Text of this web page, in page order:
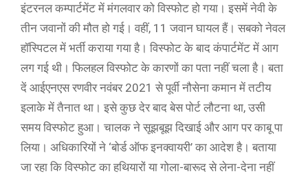
इंटरनल कम्पार्टमेंट में मंगलवार को विस्फोट हो गया। इसमें नेवी के
तीन जवानों की मौत हो गई। वहीं, 11 जवान घायल हैं। सबको नेवल
हॉस्पिटल में भर्ती कराया गया है। विस्फोट के बाद कंपार्टमेंट में आग
लग गई थी। फिलहल विस्फोट के कारणों का पता नहीं चला है। बता
दें आईएनएस रणवीर नवंबर 2021 से पूर्वी नौसेना कमान में तटीय
इलाके में तैनात था। इसे कुछ देर बाद बेस पोर्ट लौटना था, उसी
समय विस्फोट हुआ। चालक ने सूझबूझ दिखाई और आग पर काबू पा
लिया। अधिकारियों ने ‘बोर्ड ऑफ इनक्वायरी’ का आदेश है। बताया
जा रहा कि विस्फोट का हथियारों या गोला-बारूद से लेना-देना नहीं